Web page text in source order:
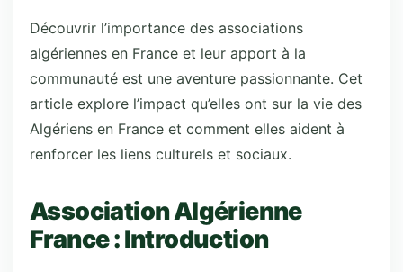
Découvrir l’importance des associations
algériennes en France et leur apport à la
communauté est une aventure passionnante. Cet
article explore l’impact qu’elles ont sur la vie des
Algériens en France et comment elles aident à
renforcer les liens culturels et sociaux.
Association Algérienne
France : Introduction